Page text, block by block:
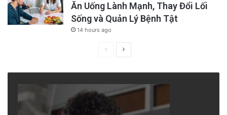
Ăn Uống Lành Mạnh, Thay Đổi Lối
Sống và Quản Lý Bệnh Tật
14 hours ago
PreviousNext